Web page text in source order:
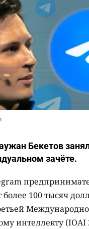
Бекетов
зачёте.
100 тысяч
интеллекту (IOAI